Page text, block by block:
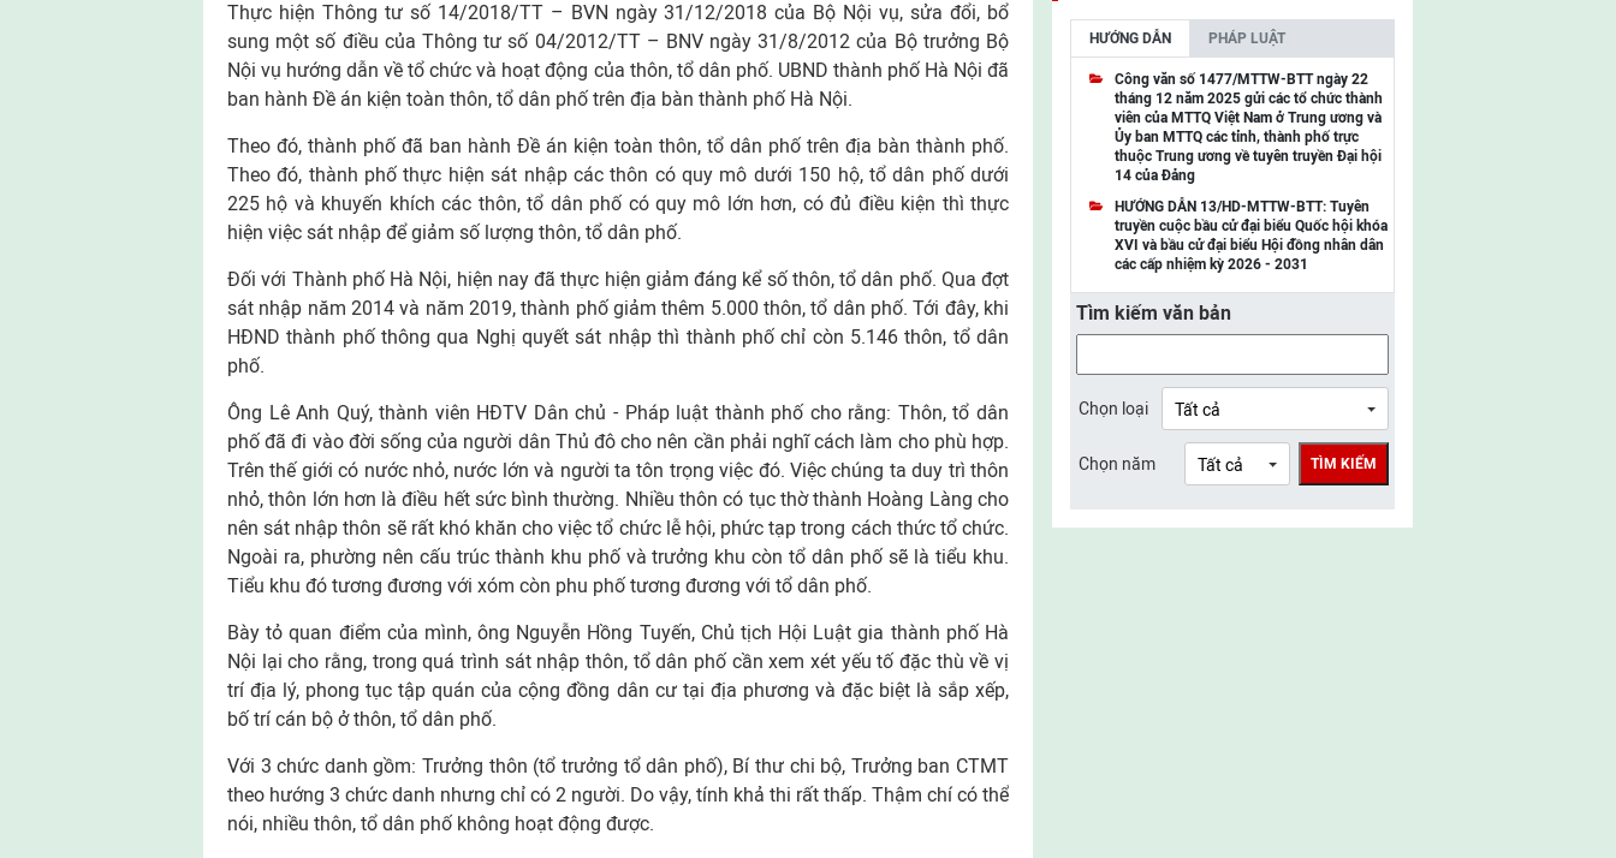
Thực hiện Thông tư số 14/2018/TT – BVN ngày 31/12/2018 của Bộ Nội vụ, sửa đổi, bổ
sung một số điều của Thông tư số 04/2012/TT – BNV ngày 31/8/2012 của Bộ trưởng Bộ
Nội vụ hướng dẫn về tổ chức và hoạt động của thôn, tổ dân phố. UBND thành phố Hà Nội đã
ban hành Đề án kiện toàn thôn, tổ dân phố trên địa bàn thành phố Hà Nội.
Theo đó, thành phố đã ban hành Đề án kiện toàn thôn, tổ dân phố trên địa bàn thành phố.
Theo đó, thành phố thực hiện sát nhập các thôn có quy mô dưới 150 hộ, tổ dân phố dưới
225 hộ và khuyến khích các thôn, tổ dân phố có quy mô lớn hơn, có đủ điều kiện thì thực
hiện việc sát nhập để giảm số lượng thôn, tổ dân phố.
Đối với Thành phố Hà Nội, hiện nay đã thực hiện giảm đáng kể số thôn, tổ dân phố. Qua đợt
sát nhập năm 2014 và năm 2019, thành phố giảm thêm 5.000 thôn, tổ dân phố. Tới đây, khi
HĐND thành phố thông qua Nghị quyết sát nhập thì thành phố chỉ còn 5.146 thôn, tổ dân
phố.
Ông Lê Anh Quý, thành viên HĐTV Dân chủ - Pháp luật thành phố cho rằng: Thôn, tổ dân
phố đã đi vào đời sống của người dân Thủ đô cho nên cần phải nghĩ cách làm cho phù hợp.
Trên thế giới có nước nhỏ, nước lớn và người ta tôn trọng việc đó. Việc chúng ta duy trì thôn
nhỏ, thôn lớn hơn là điều hết sức bình thường. Nhiều thôn có tục thờ thành Hoàng Làng cho
nên sát nhập thôn sẽ rất khó khăn cho việc tổ chức lễ hội, phức tạp trong cách thức tổ chức.
Ngoài ra, phường nên cấu trúc thành khu phố và trưởng khu còn tổ dân phố sẽ là tiểu khu.
Tiểu khu đó tương đương với xóm còn phu phố tương đương với tổ dân phố.
Bày tỏ quan điểm của mình, ông Nguyễn Hồng Tuyến, Chủ tịch Hội Luật gia thành phố Hà
Nội lại cho rằng, trong quá trình sát nhập thôn, tổ dân phố cần xem xét yếu tố đặc thù về vị
trí địa lý, phong tục tập quán của cộng đồng dân cư tại địa phương và đặc biệt là sắp xếp,
bố trí cán bộ ở thôn, tổ dân phố.
Với 3 chức danh gồm: Trưởng thôn (tổ trưởng tổ dân phố), Bí thư chi bộ, Trưởng ban CTMT
theo hướng 3 chức danh nhưng chỉ có 2 người. Do vậy, tính khả thi rất thấp. Thậm chí có thể
nói, nhiều thôn, tổ dân phố không hoạt động được.
UBMTTQ Việt Nam tỉnh Quảng Ninh
UBMTTQ Việt Nam tỉnh Cao Bằng
UBMTTQ Việt Nam tỉnh Lạng Sơn
UBMTTQ Việt Nam tỉnh Lai Châu
UBMTTQ Việt Nam tỉnh Điện Biên
UBMTTQ Việt Nam tỉnh Sơn La
UBMTTQ Việt Nam tỉnh Thanh Hóa
UBMTTQ Việt Nam tỉnh Nghệ An
UBMTTQ Việt Nam tỉnh Lào Cai
UBMTTQ Việt Nam tỉnh Thái Nguyên
HƯỚNG DẪN PHÁP LUẬT
Công văn số 1477/MTTW-BTT ngày 22
tháng 12 năm 2025 gửi các tổ chức thành
viên của MTTQ Việt Nam ở Trung ương và
Ủy ban MTTQ các tỉnh, thành phố trực
thuộc Trung ương về tuyên truyền Đại hội
14 của Đảng
HƯỚNG DẪN 13/HD-MTTW-BTT: Tuyên
truyền cuộc bầu cử đại biểu Quốc hội khóa
XVI và bầu cử đại biểu Hội đồng nhân dân
các cấp nhiệm kỳ 2026 - 2031
Tìm kiếm văn bản
Chọn loại
Chọn năm TÌM KIẾM